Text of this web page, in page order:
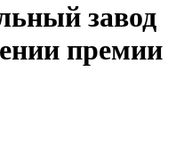
завод
премии